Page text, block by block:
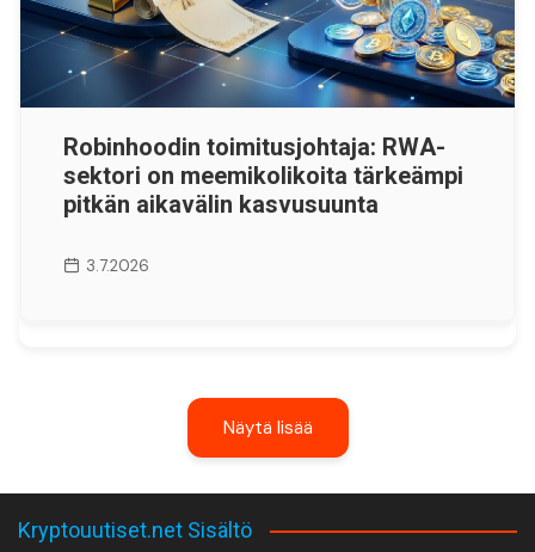
Robinhoodin toimitusjohtaja: RWA-
sektori on meemikolikoita tärkeämpi
pitkän aikavälin kasvusuunta
3.7.2026
Näytä lisää
Kryptouutiset.net Sisältö